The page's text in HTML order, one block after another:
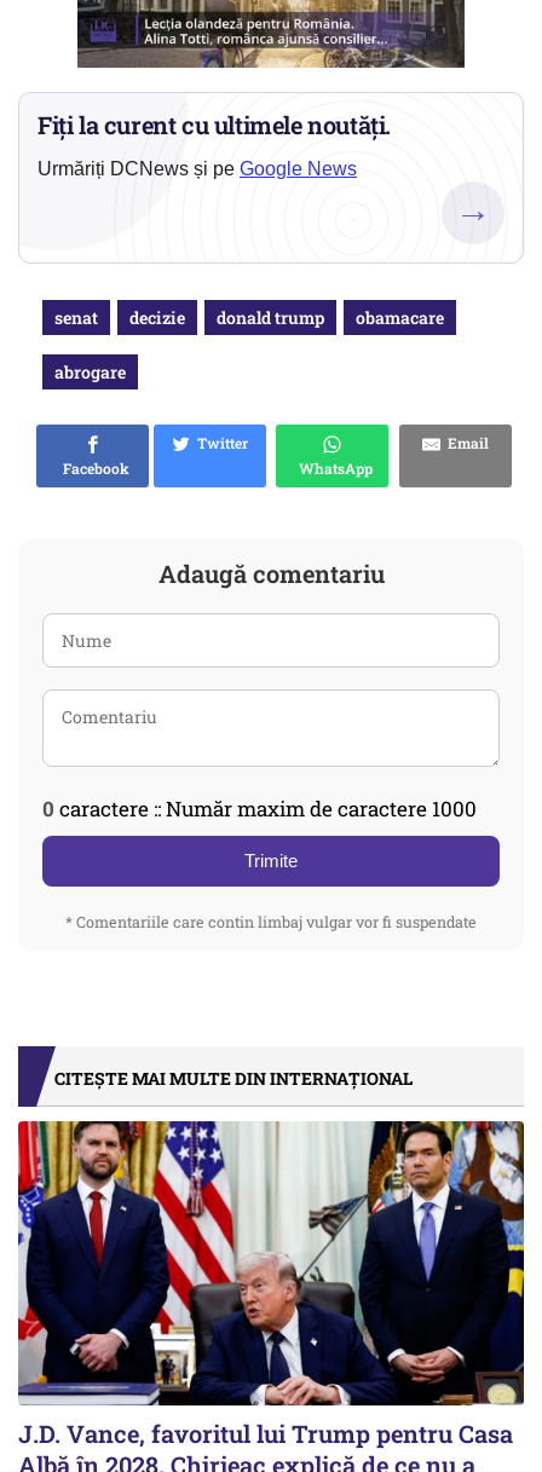
Fiți la curent cu ultimele noutăți.
Urmăriți DCNews și pe Google News
→
senat decizie donald trump obamacare
abrogare
Facebook
Twitter
WhatsApp
Email
Adaugă comentariu
0 caractere :: Număr maxim de caractere 1000
Trimite
* Comentariile care contin limbaj vulgar vor fi suspendate
CITEȘTE MAI MULTE DIN INTERNAȚIONAL
J.D. Vance, favoritul lui Trump pentru Casa
Albă în 2028. Chirieac explică de ce nu a